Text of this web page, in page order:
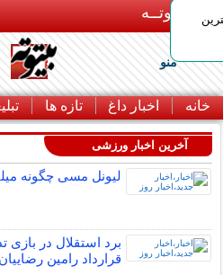
بـیتوتــه
منو
خانه اخبار داغ تازه ها
آخرین اخبار ورزشی
لیونل مسی چگونه
برد استقلال در
قرارداد رامین رضاییان